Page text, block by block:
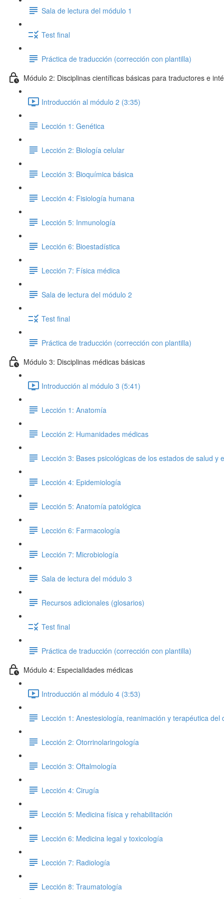
Sala de lectura del módulo 1
Test final
Práctica de traducción (corrección con plantilla)
Módulo 2: Disciplinas científicas básicas para traductores e
Introducción al módulo 2 (3:35)
Lección 1: Genética
Lección 2: Biología celular
Lección 3: Bioquímica básica
Lección 4: Fisiología humana
Lección 5: Inmunología
Lección 6: Bioestadística
Lección 7: Física médica
Sala de lectura del módulo 2
Test final
Práctica de traducción (corrección con plantilla)
Módulo 3: Disciplinas médicas básicas
Introducción al módulo 3 (5:41)
Lección 1: Anatomía
Lección 2: Humanidades médicas
Lección 3: Bases psicológicas de los estados de salud y
Lección 4: Epidemiología
Lección 5: Anatomía patológica
Lección 6: Farmacología
Lección 7: Microbiología
Sala de lectura del módulo 3
Recursos adicionales (glosarios)
Test final
Práctica de traducción (corrección con plantilla)
Módulo 4: Especialidades médicas
Introducción al módulo 4 (3:53)
Lección 1: Anestesiología, reanimación y terapéutica del
Lección 2: Otorrinolaringología
Lección 3: Oftalmología
Lección 4: Cirugía
Lección 5: Medicina física y rehabilitación
Lección 6: Medicina legal y toxicología
Lección 7: Radiología
Lección 8: Traumatología